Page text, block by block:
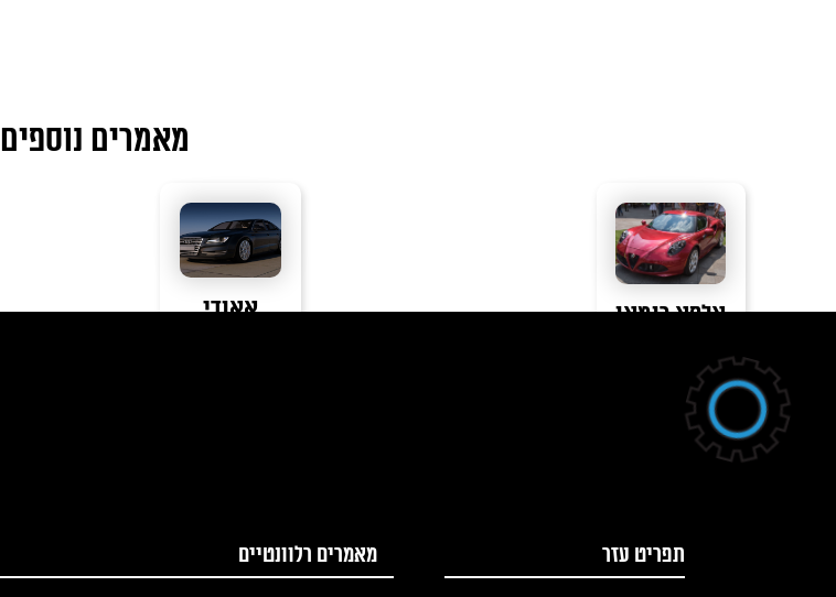
מאמרים נוספים
אלפא רומאו
קראו עוד
אאודי
תפריט עזר מאמרים רלוונטיים